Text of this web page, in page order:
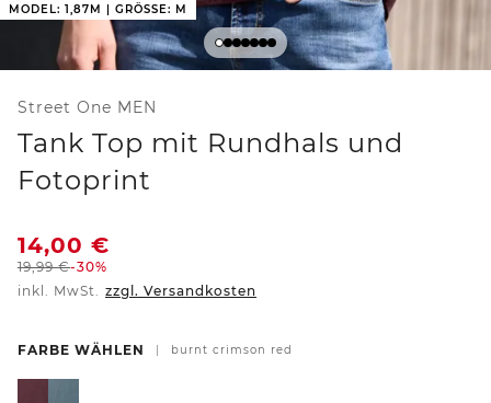
MODEL: 1,87M | GRÖSSE: M
Street One MEN
Tank Top mit Rundhals und
Fotoprint
14,00 €
19,99€-30%
inkl. MwSt. zzgl. Versandkosten
FARBE WÄHLEN burnt crimson red